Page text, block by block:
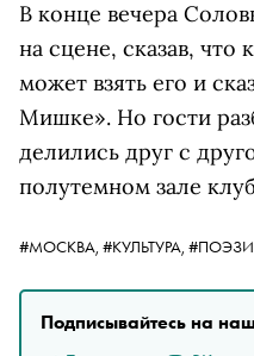
В конце вечера
на сцене, сказав,
может взять его и
Мишке». Но гости
делились друг с
полутемном зале
#МОСКВА, #КУЛЬТУРА,
Подписывайтесь на